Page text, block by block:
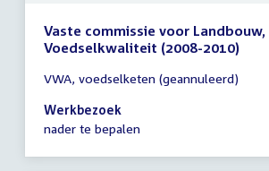
Vaste commissie voor
Voedselkwaliteit (2008-2010)
vergadering
10:00
uur
VWA, voedselketen (geannuleerd)
Werkbezoek
nader te bepalen